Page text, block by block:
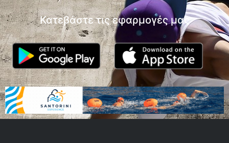
Κατεβάστε τις εφαρμογές μας